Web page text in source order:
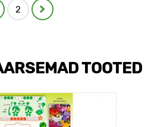
2
TOOTED